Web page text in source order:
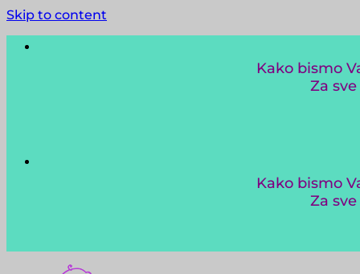
Skip to content
Kako bismo
Za
Kako bismo
Za